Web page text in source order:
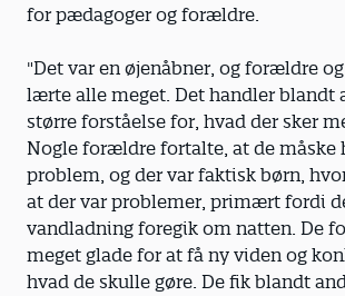
for pædagoger og forældre.
"Det var en øjenåbner, og forældre
lærte alle meget. Det handler blandt
større forståelse for, hvad der sker
Nogle forældre fortalte, at de måske
problem, og der var faktisk børn,
at der var problemer, primært fordi
vandladning foregik om natten. De
meget glade for at få ny viden og
hvad de skulle gøre. De fik blandt